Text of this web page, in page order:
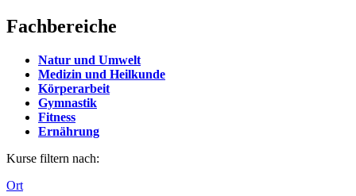
Fachbereiche
Natur und Umwelt
Medizin und Heilkunde
Körperarbeit
Gymnastik
Fitness
Ernährung
Kurse filtern nach:
Ort